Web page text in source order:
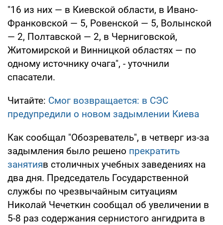
"16 из них — в Киевской области, в Ивано-
Франковской — 5, Ровенской — 5, Волынской
— 2, Полтавской — 2, в Черниговской,
Житомирской и Винницкой областях — по
одному источнику очага", - уточнили
спасатели.
Читайте: Смог возвращается: в СЭС
предупредили о новом задымлении Киева
Как сообщал "Обозреватель", в четверг из-за
задымления было решено прекратить
занятияв столичных учебных заведениях на
два дня. Председатель Государственной
службы по чрезвычайным ситуациям
Николай Чечеткин сообщал об увеличении в
5-8 раз содержания сернистого ангидрита в